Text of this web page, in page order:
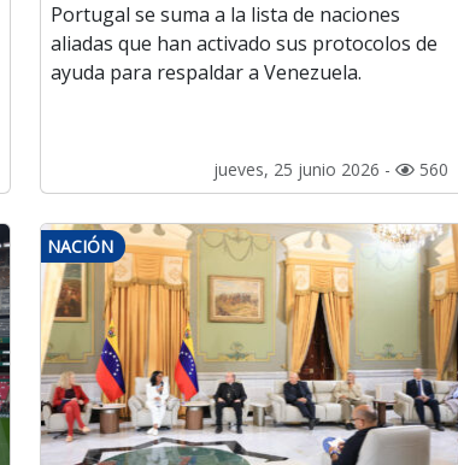
Portugal se suma a la lista de naciones
aliadas que han activado sus protocolos de
ayuda para respaldar a Venezuela.
jueves, 25 junio 2026 - 560
NACIÓN